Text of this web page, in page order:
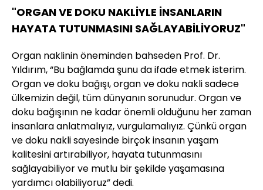
"ORGAN VE DOKU NAKLİYLE İNSANLARIN
HAYATA TUTUNMASINI SAĞLAYABİLİYORUZ"
Organ naklinin öneminden bahseden Prof. Dr.
Yıldırım, “Bu bağlamda şunu da ifade etmek isterim.
Organ ve doku bağışı, organ ve doku nakli sadece
ülkemizin değil, tüm dünyanın sorunudur. Organ ve
doku bağışının ne kadar önemli olduğunu her zaman
insanlara anlatmalıyız, vurgulamalıyız. Çünkü organ
ve doku nakli sayesinde birçok insanın yaşam
kalitesini artırabiliyor, hayata tutunmasını
sağlayabiliyor ve mutlu bir şekilde yaşamasına
yardımcı olabiliyoruz” dedi.